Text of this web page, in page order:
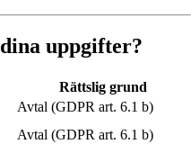
uppgifter?
Rättslig grund
Avtal (GDPR art. 6.1 b)
Avtal (GDPR art. 6.1 b)